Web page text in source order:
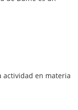
actividad en materia